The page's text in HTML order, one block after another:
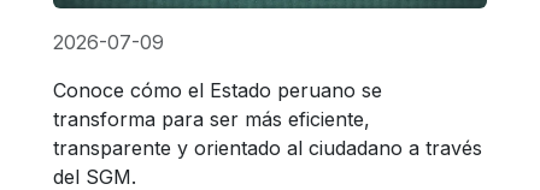
2026-07-09
Conoce cómo el Estado peruano se
transforma para ser más eficiente,
transparente y orientado al ciudadano a través
del SGM.